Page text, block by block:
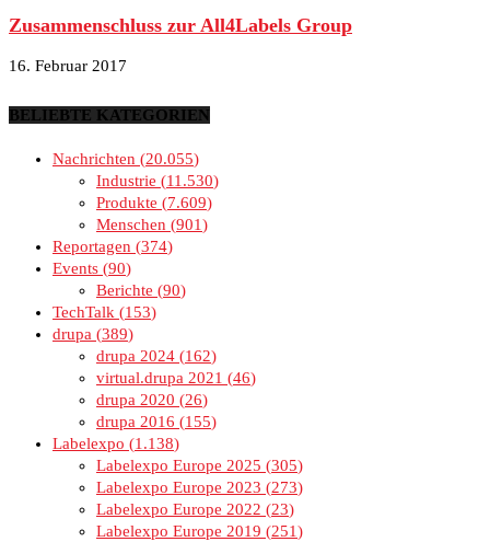
Zusammenschluss zur All4Labels Group
16. Februar 2017
BELIEBTE KATEGORIEN
Nachrichten
20.055
Industrie
11.530
Produkte
7.609
Menschen
901
Reportagen
374
Events 90
Berichte
90
TechTalk
153
drupa 389
drupa 2024
162
virtual.drupa 2021
46
drupa 2020
26
drupa 2016
155
Labelexpo
1.138
Labelexpo Europe 2025
305
Labelexpo Europe 2023
273
Labelexpo Europe 2022
23
Labelexpo Europe 2019
251